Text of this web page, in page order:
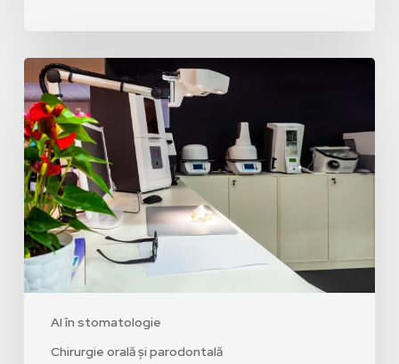
AI în stomatologie
Chirurgie orală și parodontală